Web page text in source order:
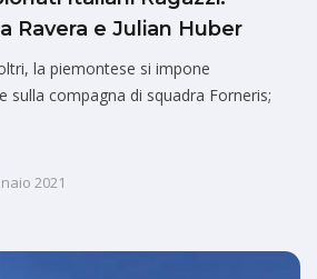
Ravera e Julian Huber
la piemontese si impone
sulla compagna di squadra Forneris;
2021